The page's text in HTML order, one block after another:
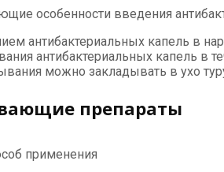
особенности введения
антибактериальных капель в
антибактериальных капель в
можно закладывать в ухо
препараты
применения